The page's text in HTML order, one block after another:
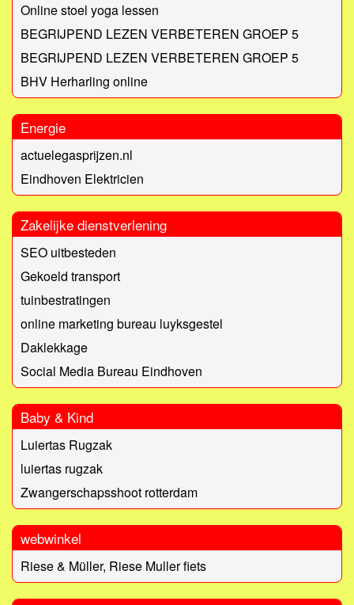
Online stoel yoga lessen
BEGRIJPEND LEZEN VERBETEREN GROEP 5
BEGRIJPEND LEZEN VERBETEREN GROEP 5
BHV Herharling online
Energie
actuelegasprijzen.nl
Eindhoven Elektricien
Zakelijke dienstverlening
SEO uitbesteden
Gekoeld transport
tuinbestratingen
online marketing bureau luyksgestel
Daklekkage
Social Media Bureau Eindhoven
Baby & Kind
Luiertas Rugzak
luiertas rugzak
Zwangerschapsshoot rotterdam
webwinkel
Riese & Müller, Riese Muller fiets